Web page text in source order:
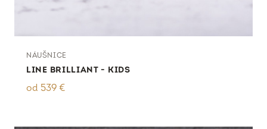
NÁUŠNICE
LINE BRILLIANT - KIDS
od 539 €